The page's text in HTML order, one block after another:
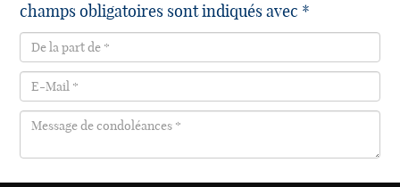
champs obligatoires sont indiqués avec *